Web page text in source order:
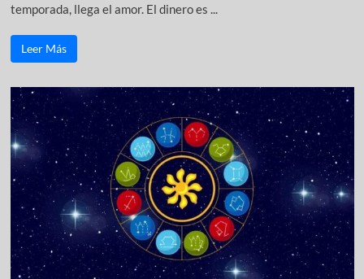
temporada, llega el amor. El dinero es ...
Leer Más